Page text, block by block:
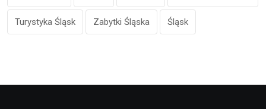
Turystyka Śląsk Zabytki Śląska Śląsk